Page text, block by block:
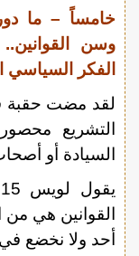
خامساً – ما
وسن
الفكر السياسي
لقد مضت حقبة
التشريع
السيادة أو
القوانين هي من
أحد ولا نخضع